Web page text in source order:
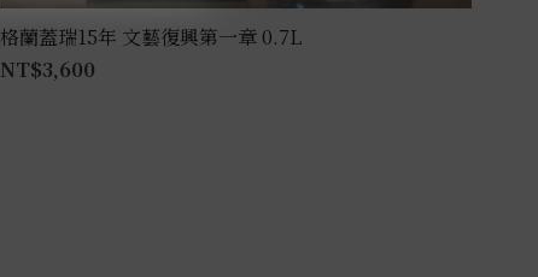
格蘭蓋瑞15年 文藝復興第一章 0.7L
NT$3,600